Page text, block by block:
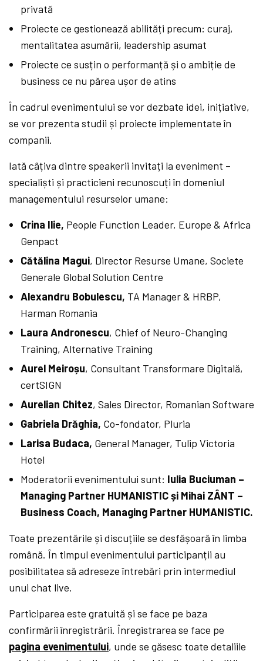
privată
Proiecte ce gestionează abilități precum: curaj,
mentalitatea asumării, leadership asumat
Proiecte ce susțin o performanță și o ambiție de
business ce nu părea ușor de atins
În cadrul evenimentului se vor dezbate idei, inițiative,
se vor prezenta studii și proiecte implementate în
companii.
Iată câțiva dintre speakerii invitați la eveniment –
specialiști și practicieni recunoscuți în domeniul
managementului resurselor umane:
Crina Ilie, People Function Leader, Europe & Africa
Genpact
Cătălina Magui, Director Resurse Umane, Societe
Generale Global Solution Centre
Alexandru Bobulescu, TA Manager & HRBP,
Harman Romania
Laura Andronescu, Chief of Neuro-Changing
Training, Alternative Training
Aurel Meiroșu, Consultant Transformare Digitală,
certSIGN
Aurelian Chitez, Sales Director, Romanian Software
Gabriela Drăghia, Co-fondator, Pluria
Larisa Budaca, General Manager, Tulip Victoria
Hotel
Moderatorii evenimentului sunt: Iulia Buciuman –
Managing Partner HUMANISTIC și Mihai ZÂNT –
Business Coach, Managing Partner HUMANISTIC.
Toate prezentările și discuțiile se desfășoară în limba
română. În timpul evenimentului participanții au
posibilitatea să adreseze întrebări prin intermediul
unui chat live.
Participarea este gratuită și se face pe baza
confirmării înregistrării. Înregistrarea se face pe
pagina evenimentului, unde se găsesc toate detaliile